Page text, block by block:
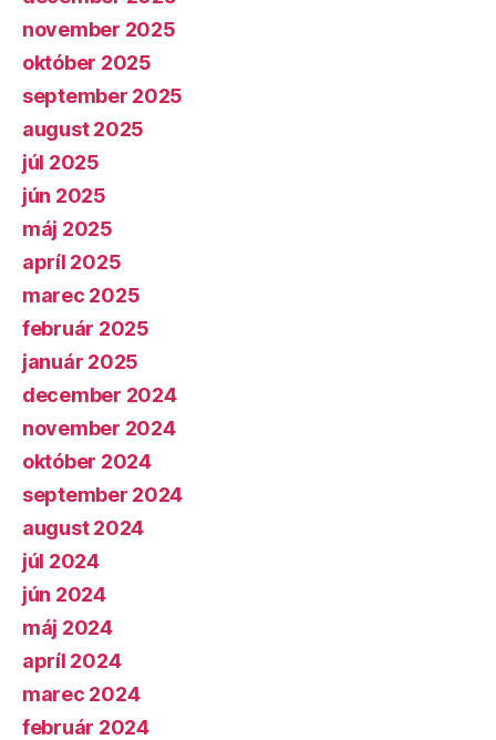
november 2025
október 2025
september 2025
august 2025
júl 2025
jún 2025
máj 2025
apríl 2025
marec 2025
február 2025
január 2025
december 2024
november 2024
október 2024
september 2024
august 2024
júl 2024
jún 2024
máj 2024
apríl 2024
marec 2024
február 2024